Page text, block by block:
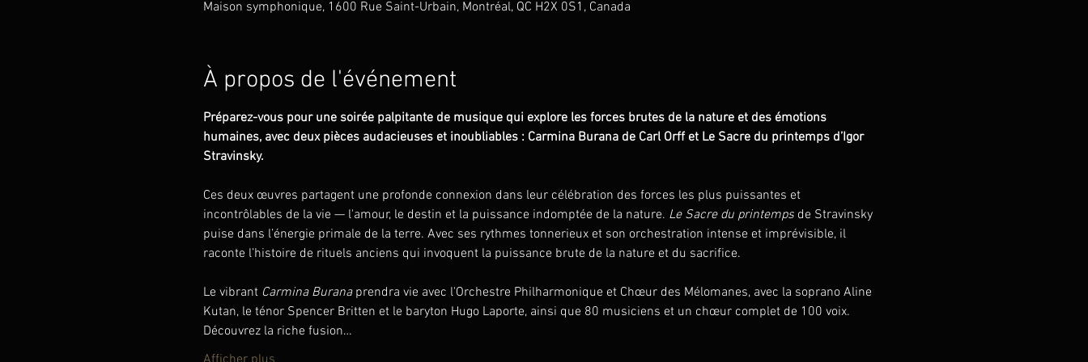
Maison symphonique, 1600 Rue Saint-Urbain, Montréal, QC H2X 0S1, Canada
À propos de l'événement
Préparez-vous pour une soirée palpitante de musique qui explore les forces brutes de la nature et des émotions
humaines, avec deux pièces audacieuses et inoubliables : Carmina Burana de Carl Orff et Le Sacre du printemps d’Igor
Stravinsky.
Ces deux œuvres partagent une profonde connexion dans leur célébration des forces les plus puissantes et
incontrôlables de la vie — l'amour, le destin et la puissance indomptée de la nature. Le Sacre du printemps de Stravinsky
puise dans l’énergie primale de la terre. Avec ses rythmes tonnerieux et son orchestration intense et imprévisible, il
raconte l’histoire de rituels anciens qui invoquent la puissance brute de la nature et du sacrifice.
Le vibrant Carmina Burana prendra vie avec l'Orchestre Philharmonique et Chœur des Mélomanes, avec la soprano Aline
Kutan, le ténor Spencer Britten et le baryton Hugo Laporte, ainsi que 80 musiciens et un chœur complet de 100 voix.
Découvrez la riche fusion…